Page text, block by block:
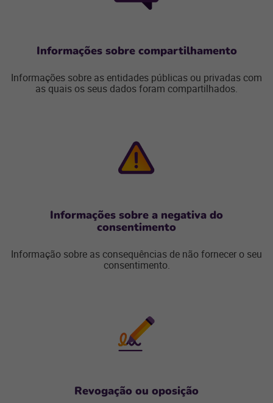
Informações sobre compartilhamento
Informações sobre as entidades públicas ou privadas com
as quais os seus dados foram compartilhados.
Informações sobre a negativa do
consentimento
Informação sobre as consequências de não fornecer o seu
consentimento.
Revogação ou oposição